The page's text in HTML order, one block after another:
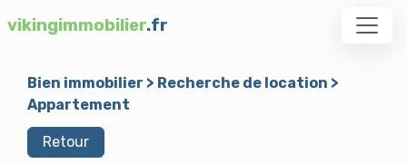
vikingimmobilier.fr
Bien immobilier > Recherche de location >
Appartement
Retour